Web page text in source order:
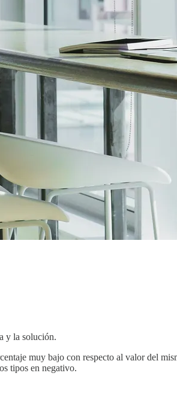
y la solución.
muy bajo con respecto al valor del
tipos en negativo.